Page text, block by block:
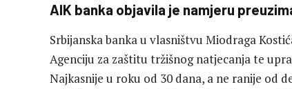
AIK banka objavila je namjeru
Srbijanska banka u vlasništvu Miodraga
Agenciju za zaštitu tržišnog natjecanja te
Najkasnije u roku od 30 dana, a ne ranije od